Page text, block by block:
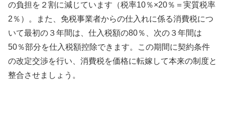
の負担を２割に減じています（税率10％×20％＝実質税率
2％）。また、免税事業者からの仕入れに係る消費税につ
いて最初の３年間は、仕入税額の80％、次の３年間は
50％部分を仕入税額控除できます。この期間に契約条件
の改定交渉を行い、消費税を価格に転嫁して本来の制度と
整合させましょう。